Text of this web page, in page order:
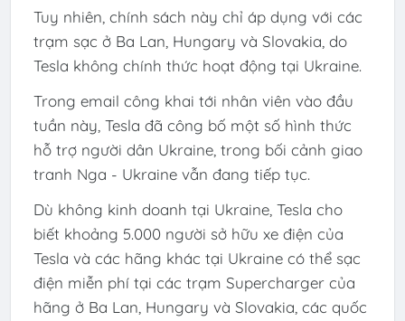
Tuy nhiên, chính sách này chỉ áp dụng với các
trạm sạc ở Ba Lan, Hungary và Slovakia, do
Tesla không chính thức hoạt động tại Ukraine.
Trong email công khai tới nhân viên vào đầu
tuần này, Tesla đã công bố một số hình thức
hỗ trợ người dân Ukraine, trong bối cảnh giao
tranh Nga - Ukraine vẫn đang tiếp tục.
Dù không kinh doanh tại Ukraine, Tesla cho
biết khoảng 5.000 người sở hữu xe điện của
Tesla và các hãng khác tại Ukraine có thể sạc
điện miễn phí tại các trạm Supercharger của
hãng ở Ba Lan, Hungary và Slovakia, các quốc